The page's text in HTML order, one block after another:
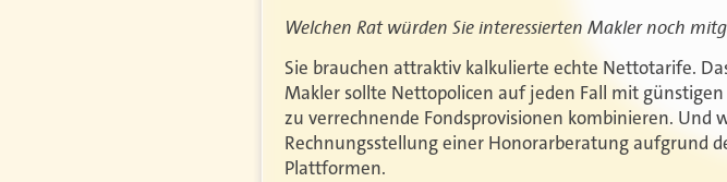
Welchen Rat würden Sie interessierten Makler noch
Sie brauchen attraktiv kalkulierte echte Nettotarife.
Makler sollte Nettopolicen auf jeden Fall mit
zu verrechnende Fondsprovisionen kombinieren.
Rechnungsstellung einer Honorarberatung aufgrund
Plattformen.